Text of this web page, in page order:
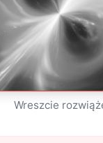
Wreszcie